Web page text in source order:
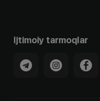
Ijtimoiy tarmoqlar